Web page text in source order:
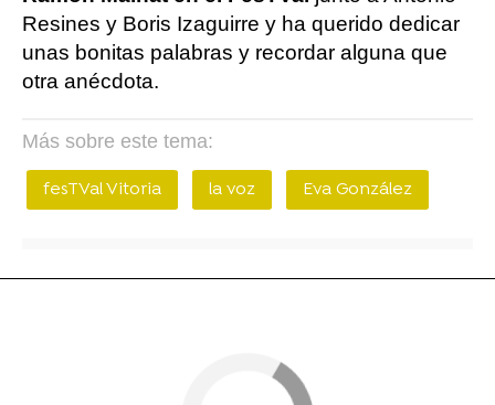
Resines y Boris Izaguirre y ha querido dedicar
unas bonitas palabras y recordar alguna que
otra anécdota.
Más sobre este tema:
fesTVal Vitoria la voz Eva González